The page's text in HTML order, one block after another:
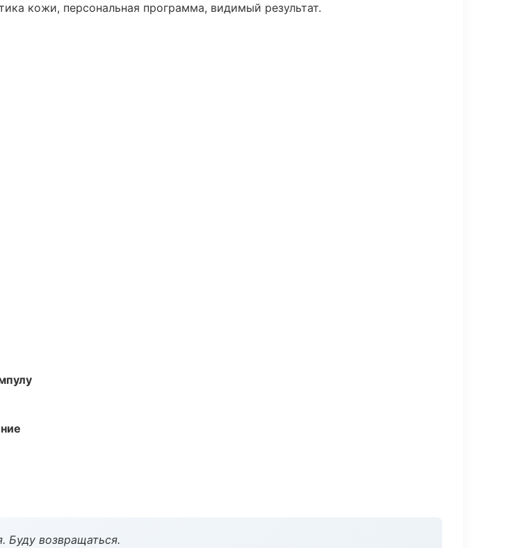
кожи, персональная программа, видимый результат.
Буду возвращаться.